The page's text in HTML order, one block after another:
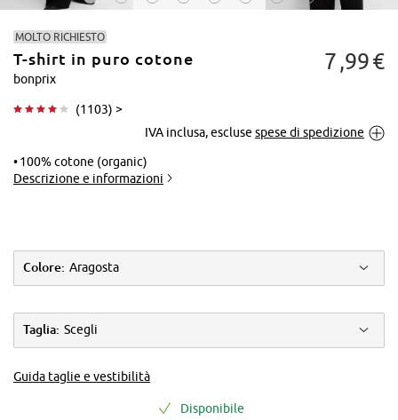
Tocca per
MOLTO RICHIESTO
T-shirt in puro cotone
bonprix
(1103) >
7 99€
IVA inclusa, escluse spese di spedizione
100% cotone (organic)
Descrizione e informazioni
Colore: Aragosta
Taglia: Scegli
Guida taglie e vestibilità
Disponibile